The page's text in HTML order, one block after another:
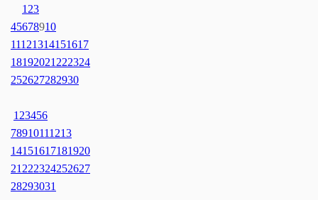
1 23
45678910
11121314151617
18192021 222324
252627282930
1 23456
78910111213
14151617181920
21 222324252627
28293031